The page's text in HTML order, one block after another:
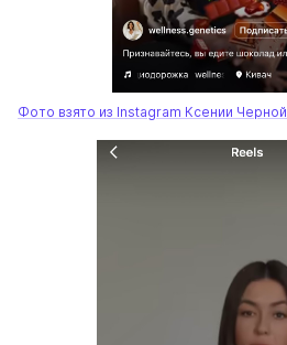
Фото взято из Instagram Ксении Черной